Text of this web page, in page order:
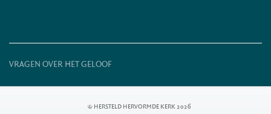
VRAGEN OVER HET GELOOF
© HERSTELD HERVORMDE KERK 2026